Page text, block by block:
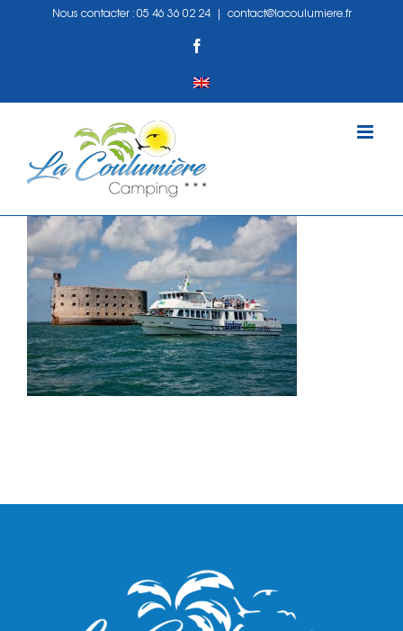
Nous contacter : 05 46 36 02 24 contact@lacoulumiere.fr